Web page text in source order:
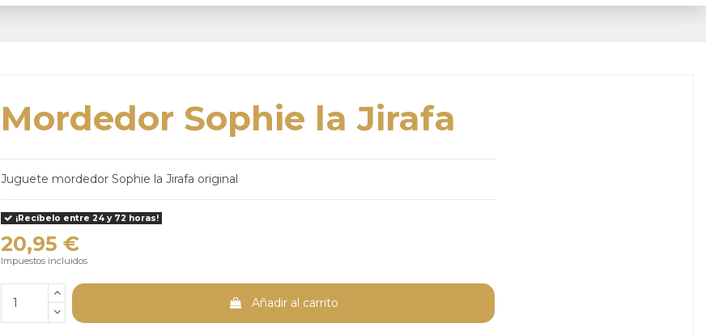
Mordedor Sophie la Jirafa
Juguete mordedor Sophie la Jirafa original
¡Recíbelo entre 24 y 72 horas!
20,95 €
Impuestos incluidos
Añadir al carrito